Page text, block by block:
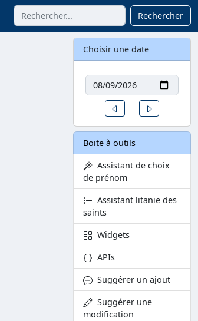
Rechercher
Choisir une date
Date
Un jour avant
Boite à outils
Assistant de choix
de prénom
Assistant litanie des
saints
Widgets
APIs
Suggérer un ajout
Suggérer une
modification